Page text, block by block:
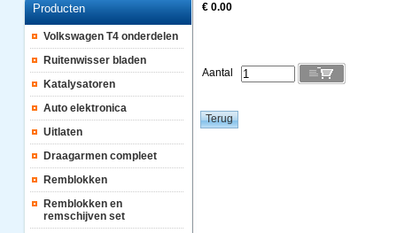
Producten
Volkswagen T4 onderdelen
Ruitenwisser bladen
Katalysatoren
Auto elektronica
Uitlaten
Draagarmen compleet
Remblokken
Remblokken en
remschijven set
€ 0.00
Aantal